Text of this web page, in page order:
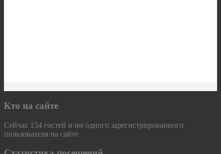
Кто на сайте
Сейчас 154 гостей и ни одного зарегистрированного
пользователя на сайте